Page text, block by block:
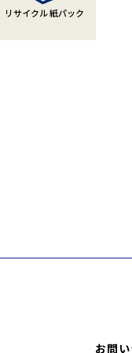
リサイクル 紙パック
お問